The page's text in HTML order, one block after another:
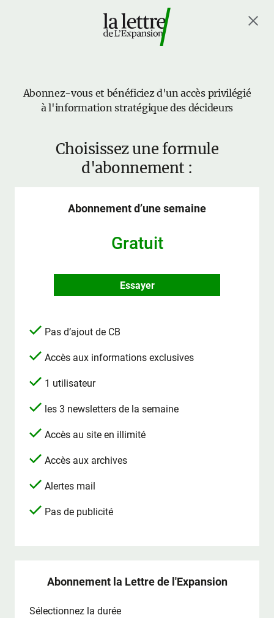
Abonnez-vous et bénéficiez d'un accès privilégié
à l'information stratégique des décideurs
Choisissez une formule
d'abonnement :
Abonnement d’une semaine
Gratuit
Essayer
Pas d’ajout de CB
Accès aux informations exclusives
1 utilisateur
les 3 newsletters de la semaine
Accès au site en illimité
Accès aux archives
Alertes mail
Pas de publicité
Abonnement la Lettre de l'Expansion
Sélectionnez la durée